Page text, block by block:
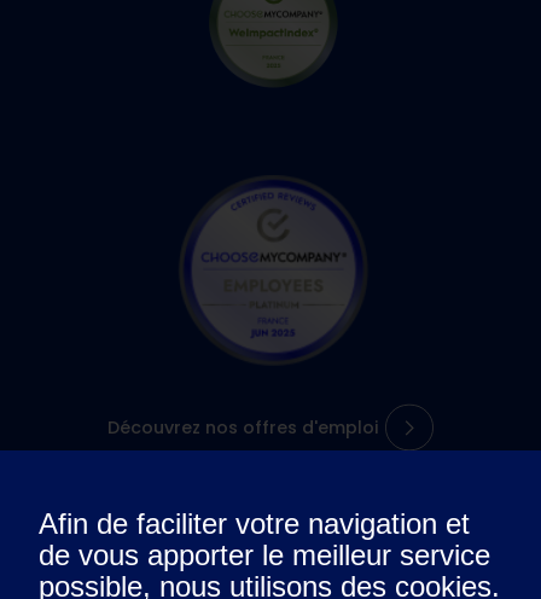
Découvrez nos offres d'emploi
L’entreprise
Afin de faciliter votre navigation et
de vous apporter le meilleur service
possible, nous utilisons des cookies.